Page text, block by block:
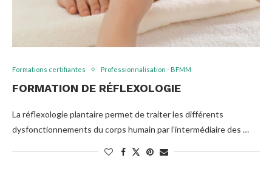
Formations certifiantes Professionnalisation - BFMM
FORMATION DE RÉFLEXOLOGIE
La réflexologie plantaire permet de traiter les différents
dysfonctionnements du corps humain par l’intermédiaire des …